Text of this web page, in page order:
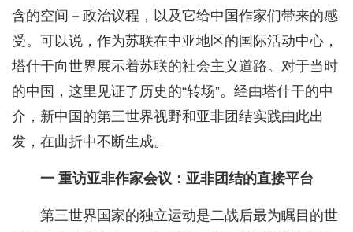
含的空间－政治议程，以及它给中国作家们带来的感
受。可以说，作为苏联在中亚地区的国际活动中心，
塔什干向世界展示着苏联的社会主义道路。对于当时
的中国，这里见证了历史的“转场”。经由塔什干的中
介，新中国的第三世界视野和亚非团结实践由此出
发，在曲折中不断生成。
一 重访亚非作家会议：亚非团结的直接平台
第三世界国家的独立运动是二战后最为瞩目的世